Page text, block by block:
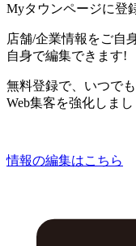
Myタウンページに登
店舗/企業情報をご自
自身で編集できます!
無料登録で、いつで
Web集客を強化しまし
情報の編集はこちら